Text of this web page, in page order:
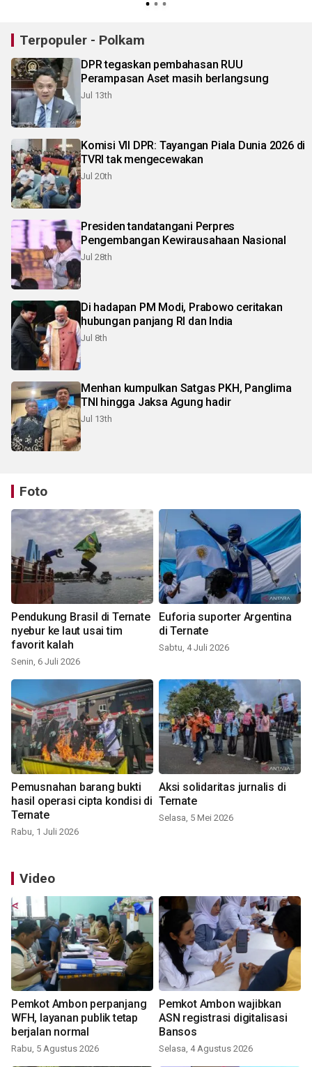
Terpopuler - Polkam
DPR tegaskan pembahasan RUU
Perampasan Aset masih berlangsung
Jul 13th
Komisi VII DPR: Tayangan Piala Dunia 2026 di
TVRI tak mengecewakan
Jul 20th
Presiden tandatangani Perpres
Pengembangan Kewirausahaan Nasional
Jul 28th
Di hadapan PM Modi, Prabowo ceritakan
hubungan panjang RI dan India
Jul 8th
Menhan kumpulkan Satgas PKH, Panglima
TNI hingga Jaksa Agung hadir
Jul 13th
Foto
Pendukung Brasil di Ternate
nyebur ke laut usai tim
favorit kalah
Senin, 6 Juli 2026
Euforia suporter Argentina
di Ternate
Sabtu, 4 Juli 2026
Pemusnahan barang bukti
hasil operasi cipta kondisi di
Ternate
Rabu, 1 Juli 2026
Aksi solidaritas jurnalis di
Ternate
Selasa, 5 Mei 2026
Video
Pemkot Ambon perpanjang
WFH, layanan publik tetap
berjalan normal
Rabu, 5 Agustus 2026
Pemkot Ambon wajibkan
ASN registrasi digitalisasi
Bansos
Selasa, 4 Agustus 2026